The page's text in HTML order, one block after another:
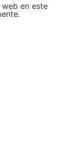
en este